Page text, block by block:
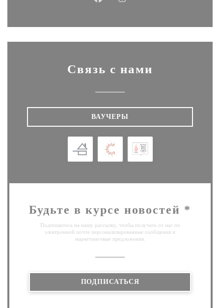
Facebook ((открывается в
Связь с нами
ВАУЧЕРЫ
Будьте в курсе новостей *
Подпишитесь на нашу рассылку, чтобы получать от нас по
электронной почте персонализированные сообщения и
маркетинговые предложения.
ПОДПИСАТЬСЯ